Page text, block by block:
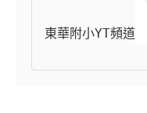
東華附小YT頻道